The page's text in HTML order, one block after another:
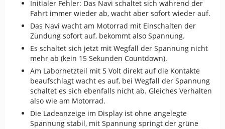
Initialer Fehler: Das Navi schaltet sich während der
Fahrt immer wieder ab, wacht aber sofort wieder auf.
Das Navi wacht am Motorrad mit Einschalten der
Zündung sofort auf, bekommt also Spannung.
Es schaltet sich jetzt mit Wegfall der Spannung nicht
mehr ab (kein 15 Sekunden Countdown).
Am Labornetzteil mit 5 Volt direkt auf die Kontakte
beaufschlagt wacht es auf, bei Wegfall der Spannung
schaltet es sich ebenfalls nicht ab. Gleiches Verhalten
also wie am Motorrad.
Die Ladeanzeige im Display ist ohne angelegte
Spannung stabil, mit Spannung springt der grüne